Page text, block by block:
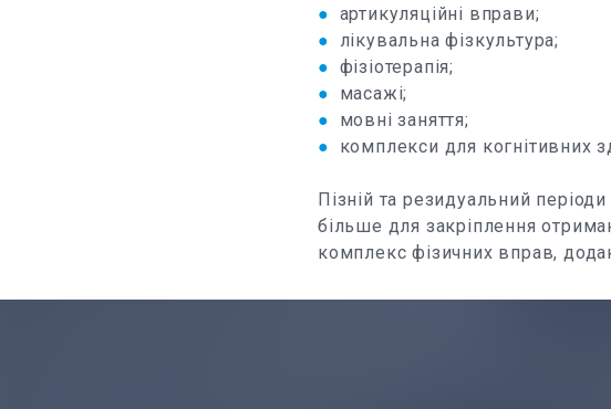
● артикуляційні вправи;
● лікувальна фізкультура;
● фізіотерапія;
●
масажі;
●
мовні заняття;
●
комплекси для когнітивних
Пізній та резидуальний
більше для закріплення
комплекс фізичних вправ,